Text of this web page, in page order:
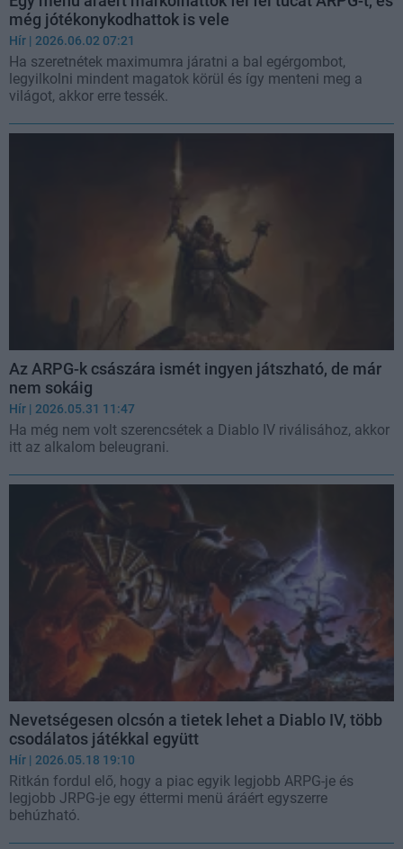
még jótékonykodhattok is vele
Hír | 2026.06.02 07:21
Ha szeretnétek maximumra járatni a bal egérgombot,
legyilkolni mindent magatok körül és így menteni meg a
világot, akkor erre tessék.
Az ARPG-k császára ismét ingyen játszható, de már
nem sokáig
Hír | 2026.05.31 11:47
Ha még nem volt szerencsétek a Diablo IV riválisához, akkor
itt az alkalom beleugrani.
Nevetségesen olcsón a tietek lehet a Diablo IV, több
csodálatos játékkal együtt
Hír | 2026.05.18 19:10
Ritkán fordul elő, hogy a piac egyik legjobb ARPG-je és
legjobb JRPG-je egy éttermi menü áráért egyszerre
behúzható.